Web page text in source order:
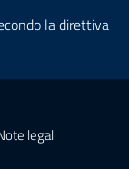
la direttiva
legali